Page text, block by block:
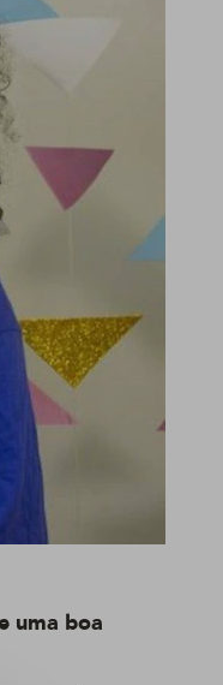
uma boa